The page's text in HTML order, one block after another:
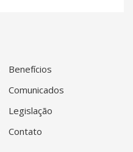
Benefícios
Comunicados
Legislação
Contato